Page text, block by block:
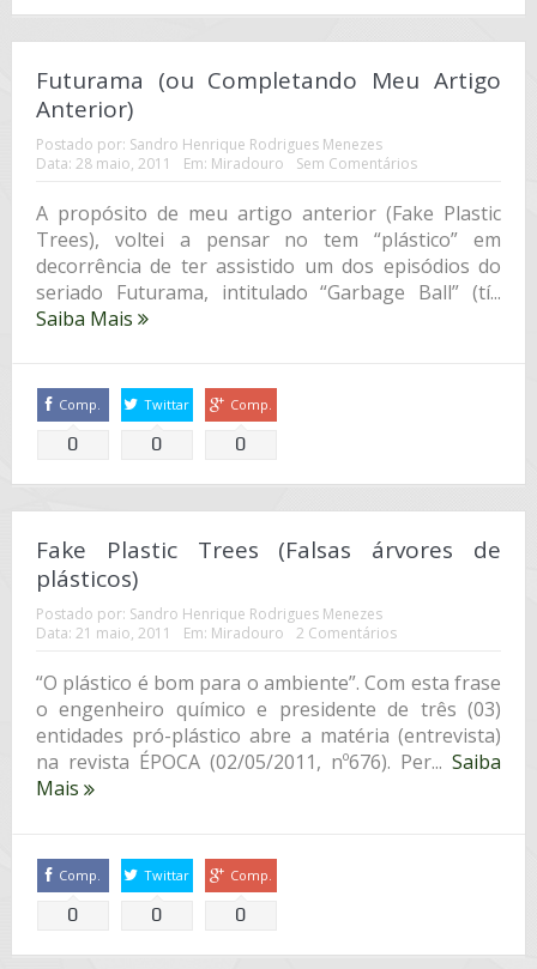
Futurama (ou Completando Meu Artigo
Anterior)
Postado por: Sandro Henrique Rodrigues Menezes
Data: 28 maio, 2011 Em: Miradouro Sem Comentários
A propósito de meu artigo anterior (Fake Plastic
Trees), voltei a pensar no tem “plástico” em
decorrência de ter assistido um dos episódios do
seriado Futurama, intitulado “Garbage Ball” (tí...
Saiba Mais
Comp.
0
Twittar
0
Comp.
0
Fake Plastic Trees (Falsas árvores de
plásticos)
Postado por: Sandro Henrique Rodrigues Menezes
Data: 21 maio, 2011 Em: Miradouro 2 Comentários
“O plástico é bom para o ambiente”. Com esta frase
o engenheiro químico e presidente de três (03)
entidades pró-plástico abre a matéria (entrevista)
na revista ÉPOCA (02/05/2011, nº676). Per...Saiba
Mais
Comp.
0
Twittar
0
Comp.
0